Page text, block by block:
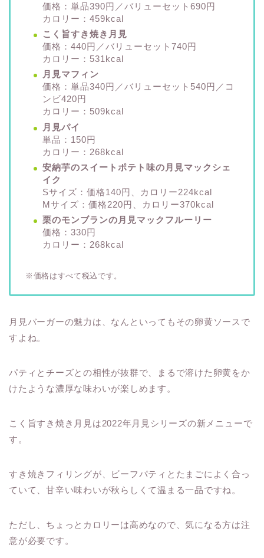
価格：単品390円／バリューセット690円
カロリー：459kcal
こく旨すき焼き月見
価格：440円／バリューセット740円
カロリー：531kcal
月見マフィン
価格：単品340円／バリューセット540円／コ
ンビ420円
カロリー：509kcal
月見パイ
単品：150円
カロリー：268kcal
安納芋のスイートポテト味の月見マックシェ
イク
Sサイズ：価格140円、カロリー224kcal
Mサイズ：価格220円、カロリー370kcal
栗のモンブランの月見マックフルーリー
価格：330円
カロリー：268kcal
※価格はすべて税込です。
月見バーガーの魅力は、なんといってもその卵黄ソースで
すよね。
パティとチーズとの相性が抜群で、まるで溶けた卵黄をか
けたような濃厚な味わいが楽しめます。
こく旨すき焼き月見は2022年月見シリーズの新メニューで
す。
すき焼きフィリングが、ビーフパティとたまごによく合っ
ていて、甘辛い味わいが秋らしくて温まる一品ですね。
ただし、ちょっとカロリーは高めなので、気になる方は注
意が必要です。